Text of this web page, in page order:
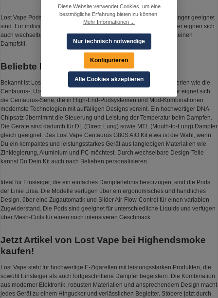
Lost Vape Pods gibt es mit integriertem Coil, die besonders für Anfänger geeignet
sind. Für individuelle Anpassungen und eine längere Nutzungsdauer eignen sich
auch wechselbare Coils. So findest Du das passende Produkt für Deinen
Dampfstil.
Beliebte Lost Vape Produktserien
Bekannt ist Lost Vape für seine kreativen und innovativen Produktserien wie die
Centaurus-, Ursa- oder Thelema-Serie. Für anspruchsvolle Dampfer eignet sich
die Centaurus-Serie, die in High-End-Podsystemen und Mod-Kombinationen
modernste Technologien mit auffälligen Designs vereint. Ein hochwertiger DNA-
Chipsatz übernimmt die Steuerung und Leistung der Temperatur beim Dampfen.
Die Geräte sind dadurch für DL (Direct Lung) sowie MTL (Mouth-to-Lung) Dampfer
gleich geeignet. Das Lost Vape Centaurus G80S AIO Kit etwa ist die Wahl, wenn
Du ein kompaktes und leistungsstarkes Gerät aus langlebigen Materialien wie
Zinklegierung, Aluminium und PC möchtest. Durch wechselbare Design-Teile
kannst Du Dein Kit auch nach Belieben personalisieren.
Ideal für Einsteiger, die ein einfaches Dampferlebnis bevorzugen, sind die Pods
der Linie Ursa. Die Modelle verfügen über ein ergonomisches und handliches
Design, über eine Zugautomatik und Slider Air-Flow-Control für einen variablen
Zugwiderstand. Die Pods sind geeignet für unterschiedliche Liquids und verfügen
über Mesh-Coils für einen noch intensiveren Geschmack.
Jetzt Artikel von Lost Vape bei Highendsmoke
kaufen!
Lost Vape steht für hochwertige E-Zigaretten mit leistungsstarken Produkten, die
sowohl Einsteiger als auch fortgeschrittene Dampfer begeistern. Die Kombination
aus moderner Elektronik, robusten Materialien und ansprechendem Design macht
jedes Gerät zu einem Hingucker und verlässlichen Begleiter. Stöbere jetzt durch
Diese Website verwendet Cookies, um eine
bestmögliche Erfahrung bieten zu können.
Mehr Informationen ...
Nur technisch notwendige
Konfigurieren
Alle Cookies akzeptieren